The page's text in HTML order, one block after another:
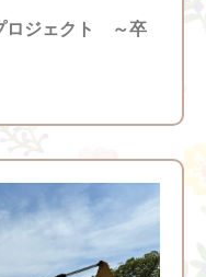
ロジェクト ～卒